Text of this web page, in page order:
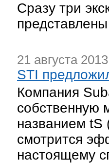
Сразу три
21 августа 2013
STI
Компания
собственную
названием tS
смотрится
настоящему